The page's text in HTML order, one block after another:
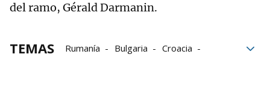
del ramo, Gérald Darmanin.
TEMAS Rumanía Bulgaria
Croacia